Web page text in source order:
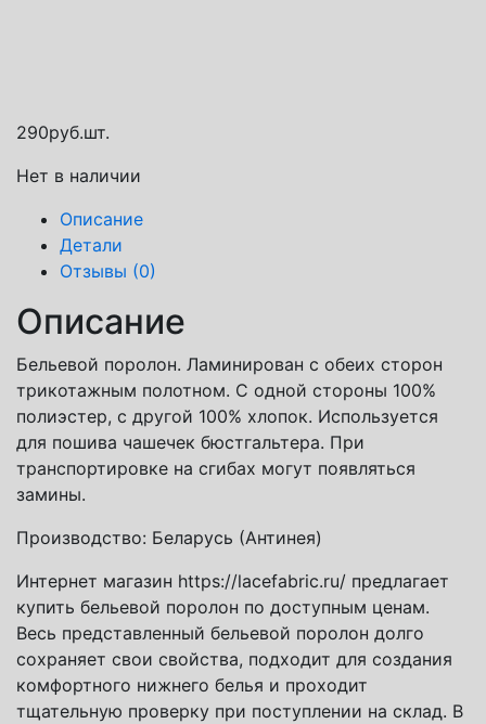
290руб.шт.
Нет в наличии
Описание
Детали
Отзывы (0)
Описание
Бельевой поролон. Ламинирован с обеих сторон
трикотажным полотном. С одной стороны 100%
полиэстер, с другой 100% хлопок. Используется
для пошива чашечек бюстгальтера. При
транспортировке на сгибах могут появляться
замины.
Производство: Беларусь (Антинея)
Интернет магазин https://lacefabric.ru/ предлагает
купить бельевой поролон по доступным ценам.
Весь представленный бельевой поролон долго
сохраняет свои свойства, подходит для создания
комфортного нижнего белья и проходит
тщательную проверку при поступлении на склад. В